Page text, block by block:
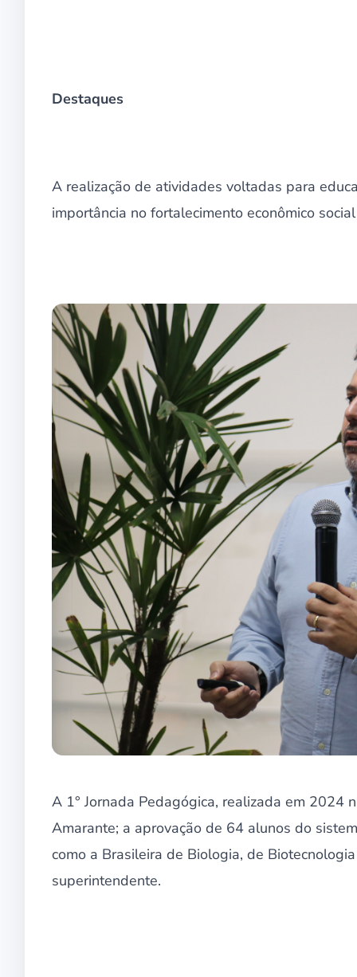
Destaques
A realização de atividades voltadas para
importância no fortalecimento econômico
A 1° Jornada Pedagógica, realizada em 2024
Amarante; a aprovação de 64 alunos do
como a Brasileira de Biologia, de
superintendente.